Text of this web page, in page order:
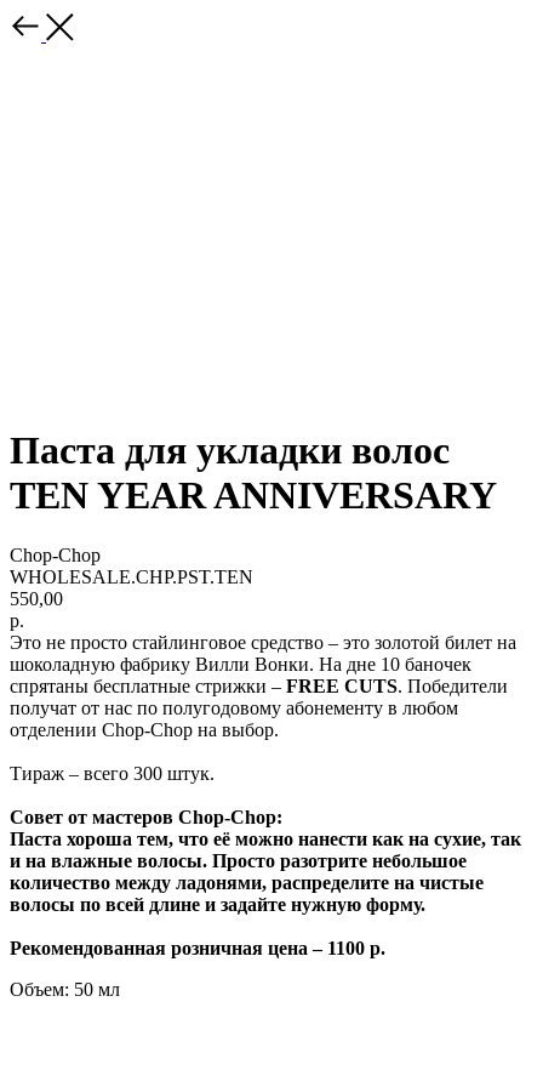
Паста для укладки волос
TEN YEAR ANNIVERSARY
Chop-Chop
WHOLESALE.CHP.PST.TEN
550,00
р.
Это не просто стайлинговое средство – это золотой билет на
шоколадную фабрику Вилли Вонки. На дне 10 баночек
спрятаны бесплатные стрижки – FREE CUTS. Победители
получат от нас по полугодовому абонементу в любом
отделении Chop-Chop на выбор.
Тираж – всего 300 штук.
Совет от мастеров Chop-Chop:
Паста хороша тем, что её можно нанести как на сухие, так
и на влажные волосы. Просто разотрите небольшое
количество между ладонями, распределите на чистые
волосы по всей длине и задайте нужную форму.
Рекомендованная розничная цена – 1100 р.
Объем: 50 мл